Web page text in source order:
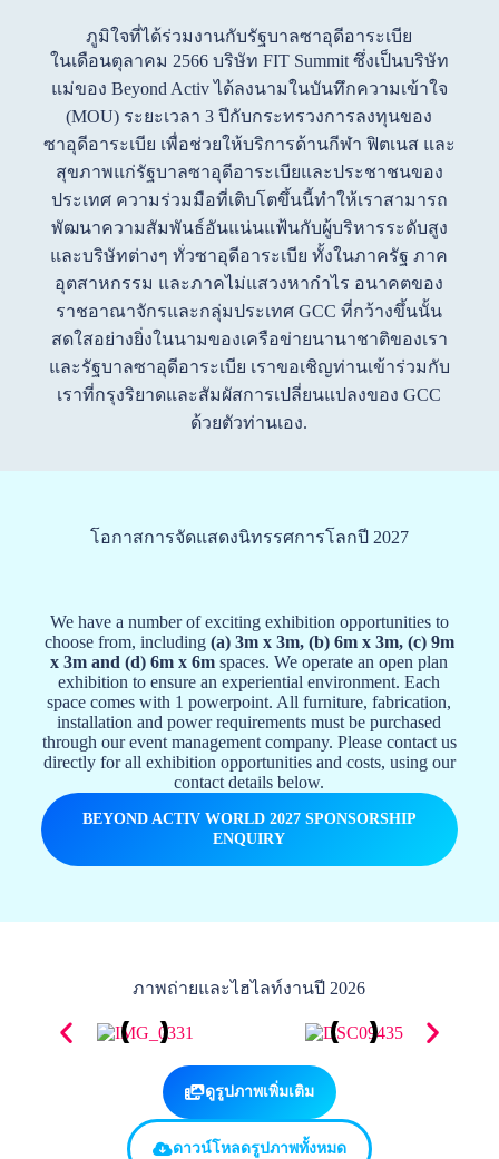
ภูมิใจที่ได้ร่วมงานกับรัฐบาลซาอุดีอาระเบีย
ในเดือนตุลาคม 2566 บริษัท FIT Summit ซึ่งเป็นบริษัท
แม่ของ Beyond Activ ได้ลงนามในบันทึกความเข้าใจ
(MOU) ระยะเวลา 3 ปีกับกระทรวงการลงทุนของ
ซาอุดีอาระเบีย เพื่อช่วยให้บริการด้านกีฬา ฟิตเนส และ
สุขภาพแก่รัฐบาลซาอุดีอาระเบียและประชาชนของ
ประเทศ ความร่วมมือที่เติบโตขึ้นนี้ทำให้เราสามารถ
พัฒนาความสัมพันธ์อันแน่นแฟ้นกับผู้บริหารระดับสูง
และบริษัทต่างๆ ทั่วซาอุดีอาระเบีย ทั้งในภาครัฐ ภาค
อุตสาหกรรม และภาคไม่แสวงหากำไร อนาคตของ
ราชอาณาจักรและกลุ่มประเทศ GCC ที่กว้างขึ้นนั้น
สดใสอย่างยิ่งในนามของเครือข่ายนานาชาติของเรา
และรัฐบาลซาอุดีอาระเบีย เราขอเชิญท่านเข้าร่วมกับ
เราที่กรุงริยาดและสัมผัสการเปลี่ยนแปลงของ GCC
ด้วยตัวท่านเอง.
โอกาสการจัดแสดงนิทรรศการโลกปี 2027
We have a number of exciting exhibition opportunities to
choose from, including (a) 3m x 3m, (b) 6m x 3m, (c) 9m
x 3m and (d) 6m x 6m spaces. We operate an open plan
exhibition to ensure an experiential environment. Each
space comes with 1 powerpoint. All furniture, fabrication,
installation and power requirements must be purchased
through our event management company. Please contact us
directly for all exhibition opportunities and costs, using our
contact details below.
BEYOND ACTIV WORLD 2027 SPONSORSHIP
ENQUIRY
ภาพถ่ายและไฮไลท์งานปี 2026
ดูรูปภาพเพิ่มเติม
ดาวน์โหลดรูปภาพทั้งหมด